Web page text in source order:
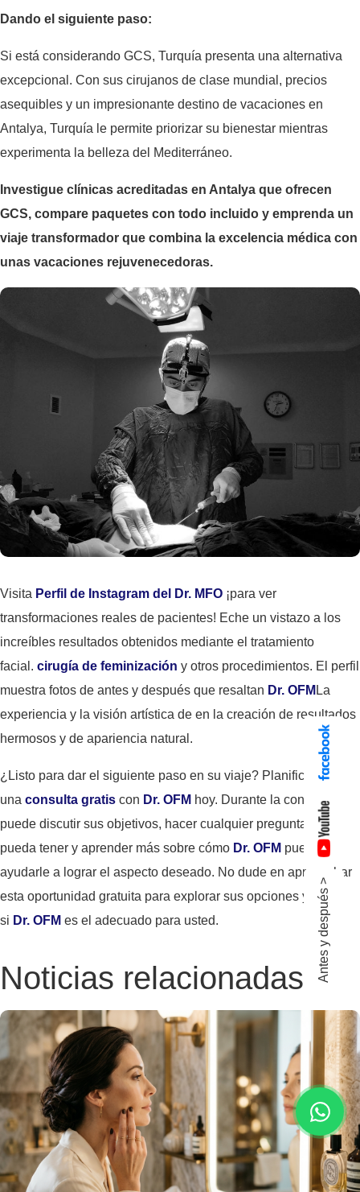
Dando el siguiente paso:
Si está considerando GCS, Turquía presenta una alternativa
excepcional. Con sus cirujanos de clase mundial, precios
asequibles y un impresionante destino de vacaciones en
Antalya, Turquía le permite priorizar su bienestar mientras
experimenta la belleza del Mediterráneo.
Investigue clínicas acreditadas en Antalya que ofrecen
GCS, compare paquetes con todo incluido y emprenda un
viaje transformador que combina la excelencia médica con
unas vacaciones rejuvenecedoras.
Visita Perfil de Instagram del Dr. MFO ¡para ver
transformaciones reales de pacientes! Eche un vistazo a los
increíbles resultados obtenidos mediante el tratamiento
facial. cirugía de feminización y otros procedimientos. El perfil
muestra fotos de antes y después que resaltan Dr. OFM La
experiencia y la visión artística de en la creación de resultados
hermosos y de apariencia natural.
¿Listo para dar el siguiente paso en su viaje? Planificar
una consulta gratis con Dr. OFM hoy. Durante la consulta,
puede discutir sus objetivos, hacer cualquier pregunta que
pueda tener y aprender más sobre cómo Dr. OFM puede
ayudarle a lograr el aspecto deseado. No dude en aprovechar
esta oportunidad gratuita para explorar sus opciones y ver
si Dr. OFM es el adecuado para usted.
Noticias relacionadas Antes y después >